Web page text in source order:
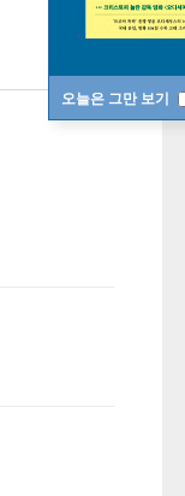
오늘은 그만 보기